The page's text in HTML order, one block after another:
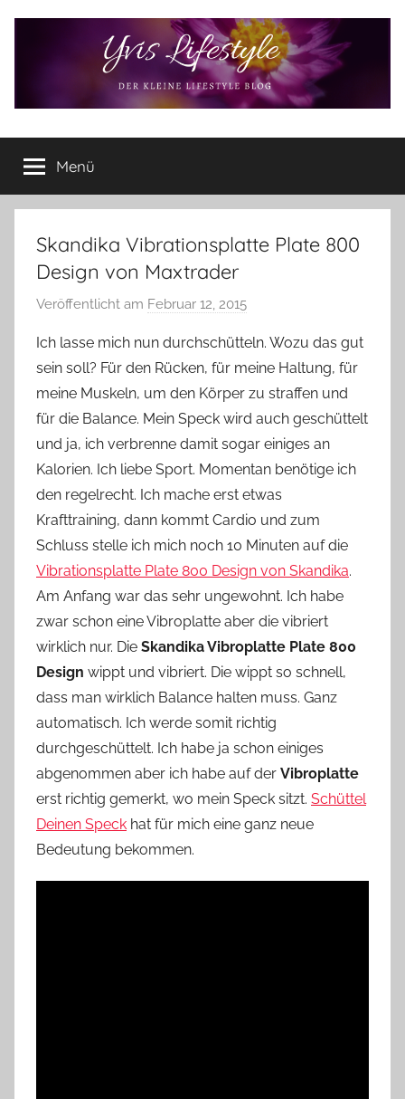
Yvis
Lifestyle
Lifestyle
Blog
–
Lifestyle,
Rezensionen,
Produkttests
und
mehr
Menü
Skandika Vibrationsplatte Plate 800
Design von Maxtrader
Veröffentlicht am Februar 12, 2015
n
Y
v
o
n
n
e
Ich lasse mich nun durchschütteln. Wozu das gut
sein soll? Für den Rücken, für meine Haltung, für
meine Muskeln, um den Körper zu straffen und
für die Balance. Mein Speck wird auch geschüttelt
und ja, ich verbrenne damit sogar einiges an
Kalorien. Ich liebe Sport. Momentan benötige ich
den regelrecht. Ich mache erst etwas
Krafttraining, dann kommt Cardio und zum
Schluss stelle ich mich noch 10 Minuten auf die
Vibrationsplatte Plate 800 Design von Skandika.
Am Anfang war das sehr ungewohnt. Ich habe
zwar schon eine Vibroplatte aber die vibriert
wirklich nur. Die Skandika Vibroplatte Plate 800
Design wippt und vibriert. Die wippt so schnell,
dass man wirklich Balance halten muss. Ganz
automatisch. Ich werde somit richtig
durchgeschüttelt. Ich habe ja schon einiges
abgenommen aber ich habe auf der Vibroplatte
erst richtig gemerkt, wo mein Speck sitzt. Schüttel
Deinen Speck hat für mich eine ganz neue
Bedeutung bekommen.